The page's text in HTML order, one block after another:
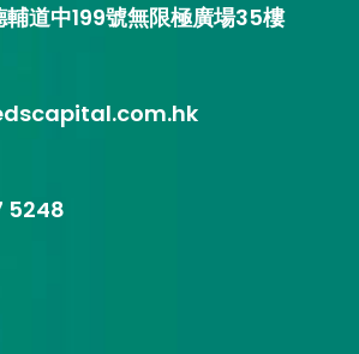
輔道中199號無限極廣場35樓
5248